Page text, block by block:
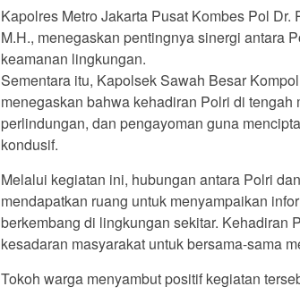
Kapolres Metro Jakarta Pusat Kombes Pol
M.H., menegaskan pentingnya sinergi antara
keamanan lingkungan.
Sementara itu, Kapolsek Sawah Besar
menegaskan bahwa kehadiran Polri di
perlindungan, dan pengayoman guna
kondusif.
Melalui kegiatan ini, hubungan antara Polri
mendapatkan ruang untuk menyampaikan
berkembang di lingkungan sekitar. Kehadiran
kesadaran masyarakat untuk bersama-sama
Tokoh warga menyambut positif kegiatan